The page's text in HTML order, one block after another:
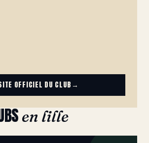
OFFICIEL DU CLUB→
en lille